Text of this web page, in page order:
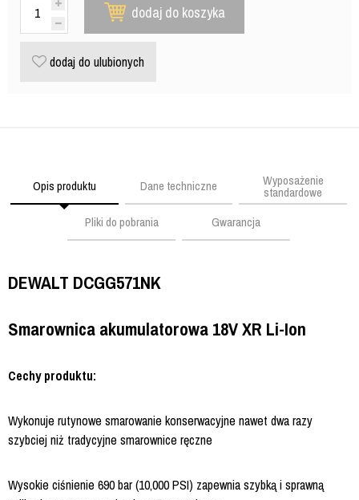
dodaj do koszyka
dodaj do ulubionych
Opis produktu Dane techniczne Wyposażenie
standardowe
Pliki do pobrania
Gwarancja
DEWALT DCGG571NK
Smarownica akumulatorowa 18V XR Li-Ion
Cechy produktu:
Wykonuje rutynowe smarowanie konserwacyjne nawet dwa razy
szybciej niż tradycyjne smarownice ręczne
Wysokie ciśnienie 690 bar (10,000 PSI) zapewnia szybką i sprawną